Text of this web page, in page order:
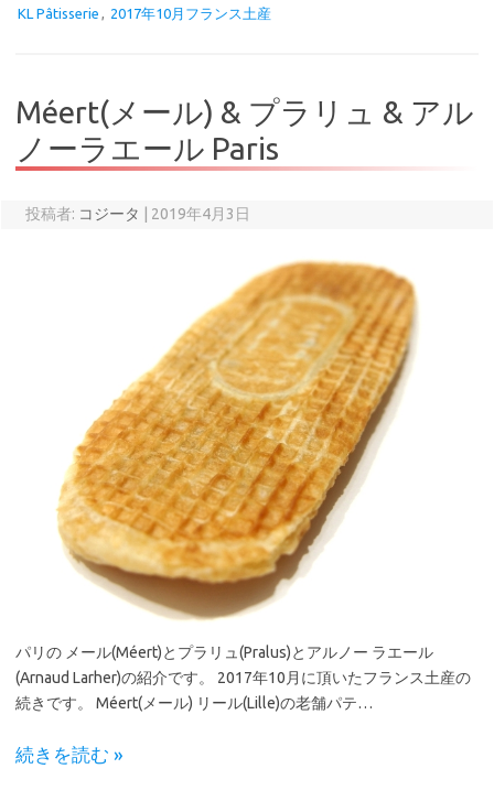
KL Pâtisserie , 2017年10月フランス土産
Méert(メール) & プラリュ & アル
ノーラエール Paris
投稿者: コジータ 2019年4月3日
パリの メール(Méert)とプラリュ(Pralus)とアルノー ラエール
(Arnaud Larher)の紹介です。 2017年10月に頂いたフランス土産の
続きです。 Méert(メール) リール(Lille)の老舗パテ…
続きを読む »